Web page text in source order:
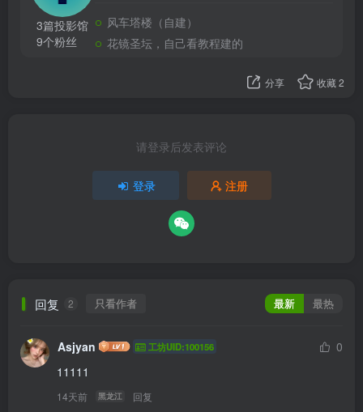
3篇投影馆
9个粉丝
风车塔楼（自建）
花镜圣坛，自己看教程建的
分享 收藏2
请登录后发表评论
登录 注册
回复 2 只看作者 最新 最热
Asjyan 工坊UID:100156
0
11111
14天前 黑龙江 回复